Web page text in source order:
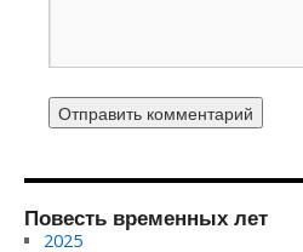
Повесть временных лет
2025